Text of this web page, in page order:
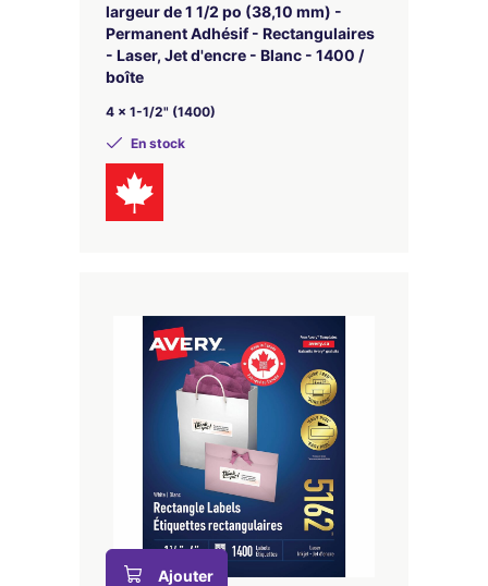
largeur de 1 1/2 po (38,10 mm) -
Permanent Adhésif - Rectangulaires
- Laser, Jet d'encre - Blanc - 1400 /
boîte
4 x 1-1/2" (1400)
En stock
Ajouter